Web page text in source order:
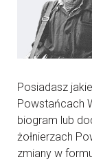
Posiadasz
Powstańcach
biogram lub
żołnierzach
zmiany w